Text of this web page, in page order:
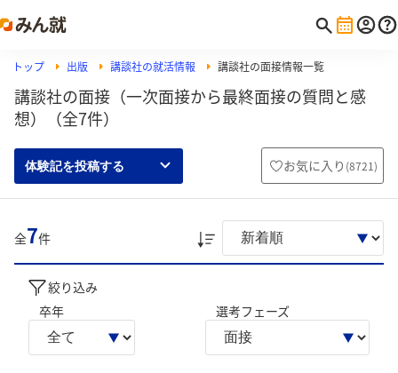
トップ 出版 講談社の就活情報 講談社の面接情報一覧
講談社の面接（一次面接から最終面接の質問と感
想）（全7件）
体験記を投稿する お気に入り (8721)
全7件
絞り込み
卒年
選考フェーズ